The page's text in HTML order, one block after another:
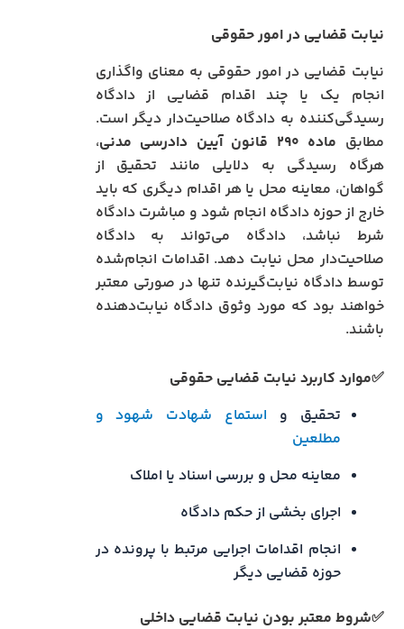
نیابت قضایی در امور حقوقی
نیابت قضایی در امور حقوقی به معنای واگذاری
انجام یک یا چند اقدام قضایی از دادگاه
رسیدگی‌کننده به دادگاه صلاحیت‌دار دیگر است.
مطابق ماده ۲۹۰ قانون آیین دادرسی مدنی،
هرگاه رسیدگی به دلایلی مانند تحقیق از
گواهان، معاینه محل یا هر اقدام دیگری که باید
خارج از حوزه دادگاه انجام شود و مباشرت دادگاه
شرط نباشد، دادگاه می‌تواند به دادگاه
صلاحیت‌دار محل نیابت دهد. اقدامات انجام‌شده
توسط دادگاه نیابت‌گیرنده تنها در صورتی معتبر
خواهند بود که مورد وثوق دادگاه نیابت‌دهنده
باشند.
✅موارد کاربرد نیابت قضایی حقوقی
تحقیق و استماع شهادت شهود و
مطلعین
معاینه محل و بررسی اسناد یا املاک
اجرای بخشی از حکم دادگاه
انجام اقدامات اجرایی مرتبط با پرونده در
حوزه قضایی دیگر
✅شروط معتبر بودن نیابت قضایی داخلی